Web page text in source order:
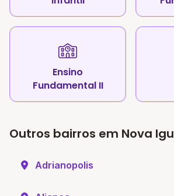
Ensino
Fundamental II
Outros bairros em Nova
Adrianopolis